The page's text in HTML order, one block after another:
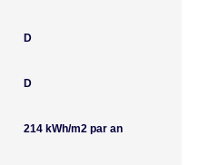
D
D
214 kWh/m2 par an